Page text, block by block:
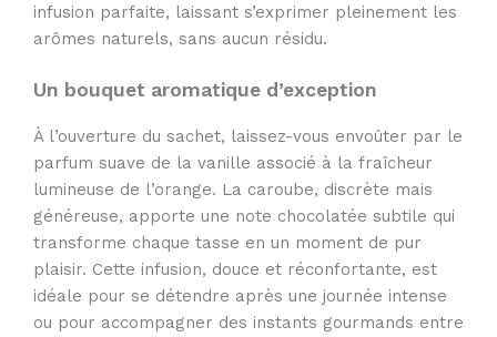
infusion parfaite, laissant s’exprimer pleinement les
arômes naturels, sans aucun résidu.
Un bouquet aromatique d’exception
À l’ouverture du sachet, laissez-vous envoûter par le
parfum suave de la vanille associé à la fraîcheur
lumineuse de l’orange. La caroube, discrète mais
généreuse, apporte une note chocolatée subtile qui
transforme chaque tasse en un moment de pur
plaisir. Cette infusion, douce et réconfortante, est
idéale pour se détendre après une journée intense
ou pour accompagner des instants gourmands entre